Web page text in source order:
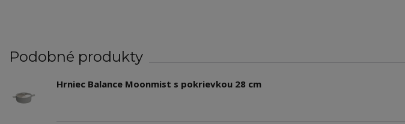
Podobné produkty
Hrniec Balance Moonmist s pokrievkou 28 cm